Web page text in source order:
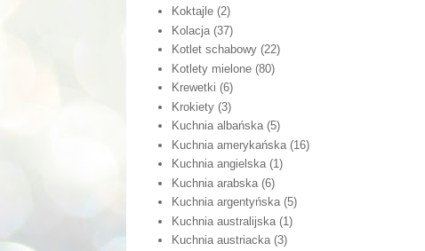
Koktajle (2)
Kolacja (37)
Kotlet schabowy (22)
Kotlety mielone (80)
Krewetki (6)
Krokiety (3)
Kuchnia albańska (5)
Kuchnia amerykańska (16)
Kuchnia angielska (1)
Kuchnia arabska (6)
Kuchnia argentyńska (5)
Kuchnia australijska (1)
Kuchnia austriacka (3)